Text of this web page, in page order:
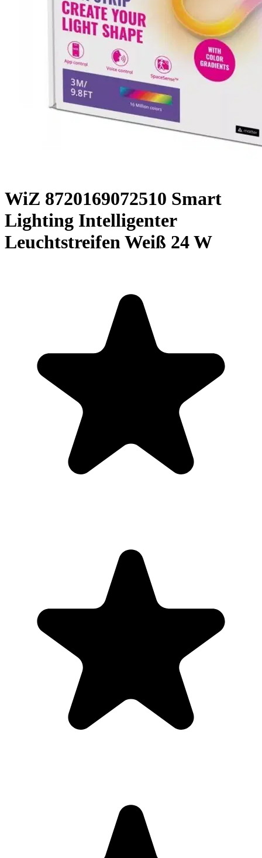
WiZ 8720169072510 Smart
Lighting Intelligenter
Leuchtstreifen Weiß 24 W